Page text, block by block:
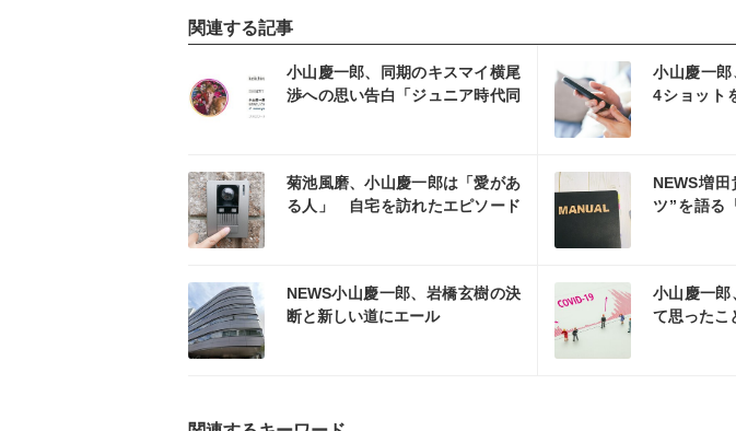
関連する記事
小山慶一郎、同期のキスマイ横尾
渉への思い告白「ジュニア時代同
小山慶一郎
4ショット
菊池風磨、小山慶一郎は「愛があ
る人」 自宅を訪れたエピソード
NEWS増
ツ”を語る
記事を読む
NEWS小山慶一郎、岩橋玄樹の決
断と新しい道にエール
小山慶一郎
て思ったこ
記事を読む